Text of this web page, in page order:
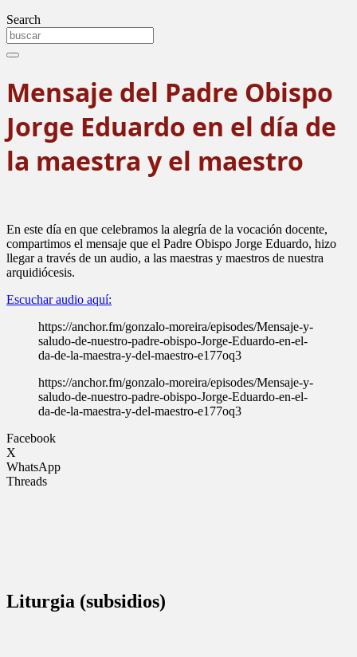
Search
Mensaje del Padre Obispo
Jorge Eduardo en el día de
la maestra y el maestro
En este día en que celebramos la alegría de la vocación docente,
compartimos el mensaje que el Padre Obispo Jorge Eduardo, hizo
llegar a través de un audio, a las maestras y maestros de nuestra
arquidiócesis.
Escuchar audio aquí:
https://anchor.fm/gonzalo-moreira/episodes/Mensaje-y-
saludo-de-nuestro-padre-obispo-Jorge-Eduardo-en-el-
da-de-la-maestra-y-del-maestro-e177oq3
https://anchor.fm/gonzalo-moreira/episodes/Mensaje-y-
saludo-de-nuestro-padre-obispo-Jorge-Eduardo-en-el-
da-de-la-maestra-y-del-maestro-e177oq3
Facebook
X
WhatsApp
Threads
Liturgia (subsidios)